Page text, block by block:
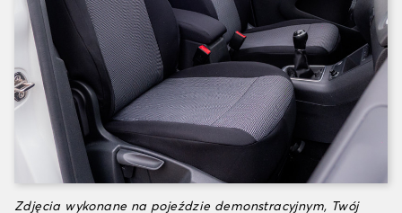
Zdjęcia wykonane na pojeździe demonstracyjnym, Twój